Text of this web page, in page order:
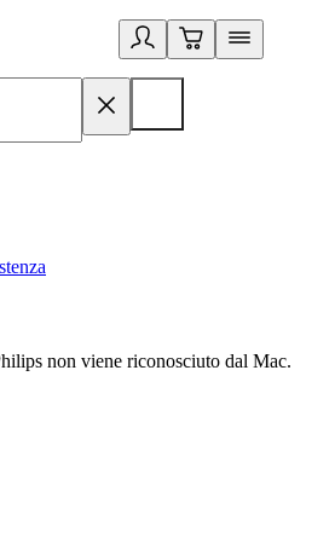
non viene riconosciuto dal Mac.